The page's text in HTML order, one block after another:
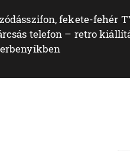
fekete-fehér
telefon – retro